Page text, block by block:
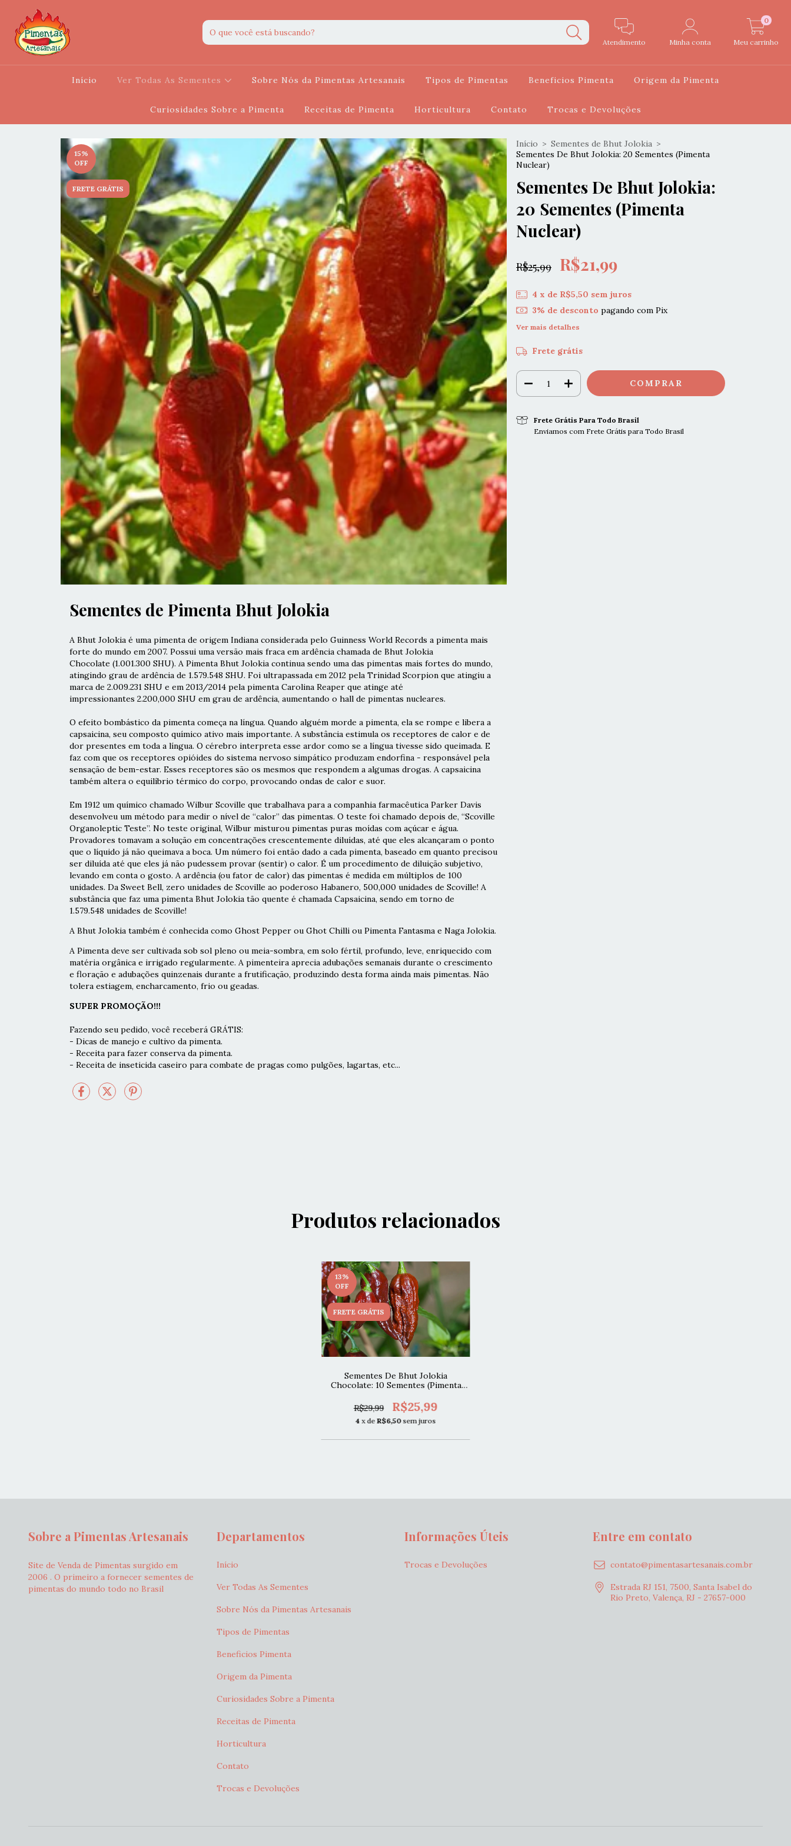
Atendimento Minha conta Meu carrinho
0
Início Ver Todas As Sementes Sobre Nós da Pimentas Artesanais Tipos de Pimentas Beneficios Pimenta Origem da Pimenta
Curiosidades Sobre a Pimenta Receitas de Pimenta Horticultura Contato Trocas e Devoluções
15%
OFF
FRETE GRÁTIS
Sementes de Pimenta Bhut Jolokia
A Bhut Jolokia é uma pimenta de origem Indiana considerada pelo Guinness World Records a pimenta mais
forte do mundo em 2007. Possui uma versão mais fraca em ardência chamada de Bhut Jolokia
Chocolate (1.001.300 SHU). A Pimenta Bhut Jolokia continua sendo uma das pimentas mais fortes do mundo,
atingindo grau de ardência de 1.579.548 SHU. Foi ultrapassada em 2012 pela Trinidad Scorpion que atingiu a
marca de 2.009.231 SHU e em 2013/2014 pela pimenta Carolina Reaper que atinge até
impressionantes 2.200,000 SHU em grau de ardência, aumentando o hall de pimentas nucleares.
O efeito bombástico da pimenta começa na língua. Quando alguém morde a pimenta, ela se rompe e libera a
capsaicina, seu composto químico ativo mais importante. A substância estimula os receptores de calor e de
dor presentes em toda a língua. O cérebro interpreta esse ardor como se a língua tivesse sido queimada. E
faz com que os receptores opióides do sistema nervoso simpático produzam endorfina - responsável pela
sensação de bem-estar. Esses receptores são os mesmos que respondem a algumas drogas. A capsaicina
também altera o equilíbrio térmico do corpo, provocando ondas de calor e suor.
Em 1912 um químico chamado Wilbur Scoville que trabalhava para a companhia farmacêutica Parker Davis
desenvolveu um método para medir o nível de “calor” das pimentas. O teste foi chamado depois de, “Scoville
Organoleptic Teste”. No teste original, Wilbur misturou pimentas puras moídas com açúcar e água.
Provadores tomavam a solução em concentrações crescentemente diluídas, até que eles alcançaram o ponto
que o líquido já não queimava a boca. Um número foi então dado a cada pimenta, baseado em quanto precisou
ser diluída até que eles já não pudessem provar (sentir) o calor. É um procedimento de diluição subjetivo,
levando em conta o gosto. A ardência (ou fator de calor) das pimentas é medida em múltiplos de 100
unidades. Da Sweet Bell, zero unidades de Scoville ao poderoso Habanero, 500,000 unidades de Scoville! A
substância que faz uma pimenta Bhut Jolokia tão quente é chamada Capsaicina, sendo em torno de
1.579.548 unidades de Scoville!
A Bhut Jolokia também é conhecida como Ghost Pepper ou Ghot Chilli ou Pimenta Fantasma e Naga Jolokia.
A Pimenta deve ser cultivada sob sol pleno ou meia-sombra, em solo fértil, profundo, leve, enriquecido com
matéria orgânica e irrigado regularmente. A pimenteira aprecia adubações semanais durante o crescimento
e floração e adubações quinzenais durante a frutificação, produzindo desta forma ainda mais pimentas. Não
tolera estiagem, encharcamento, frio ou geadas.
SUPER PROMOÇÃO!!!
Fazendo seu pedido, você receberá GRÁTIS:
- Dicas de manejo e cultivo da pimenta.
- Receita para fazer conserva da pimenta.
- Receita de inseticida caseiro para combate de pragas como pulgões, lagartas, etc...
Início > Sementes de Bhut Jolokia >
Sementes De Bhut Jolokia: 20 Sementes (Pimenta
Nuclear)
Sementes De Bhut Jolokia:
20 Sementes (Pimenta
Nuclear)
R$25,99 R$21,99
4 x de R$5,50 sem juros
3% de desconto pagando com Pix
Ver mais detalhes
Frete grátis
Frete Grátis Para Todo Brasil
Enviamos com Frete Grátis para Todo Brasil
Produtos relacionados
13%
OFF
FRETE GRÁTIS
Sementes De Bhut Jolokia
Chocolate: 10 Sementes (Pimenta
R$29,99
R$25,99
4 x deR$6,50 sem juros
Sobre a Pimentas Artesanais
Site de Venda de Pimentas surgido em
2006 . O primeiro a fornecer sementes de
pimentas do mundo todo no Brasil
Departamentos
Início
Ver Todas As Sementes
Sobre Nós da Pimentas Artesanais
Tipos de Pimentas
Beneficios Pimenta
Origem da Pimenta
Curiosidades Sobre a Pimenta
Receitas de Pimenta
Horticultura
Contato
Trocas e Devoluções
Informações Úteis
Trocas e Devoluções
Entre em contato
contato@pimentasartesanais.com.br
Estrada RJ 151, 7500, Santa Isabel do
Rio Preto, Valença, RJ - 27657-000